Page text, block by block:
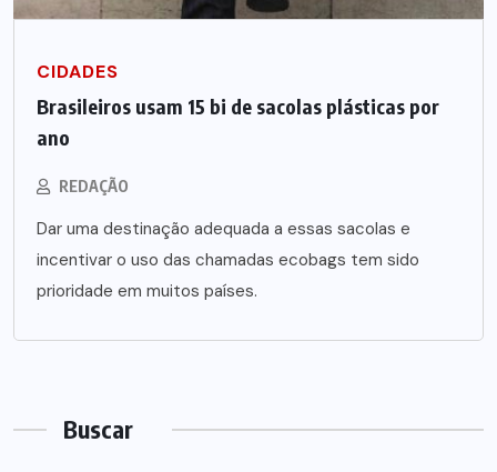
CIDADES
Brasileiros usam 15 bi de sacolas plásticas por
ano
REDAÇÃO
Dar uma destinação adequada a essas sacolas e
incentivar o uso das chamadas ecobags tem sido
prioridade em muitos países.
Buscar